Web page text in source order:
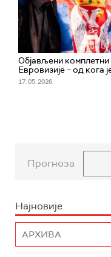
Објављени
Евровизије – од кога
17. 05. 2026.
Прогноза
Најновије